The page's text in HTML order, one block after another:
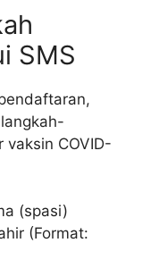
SMS
COVID-
(spasi)
(Format: